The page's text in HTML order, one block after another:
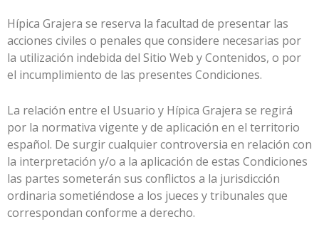
Hípica Grajera se reserva la facultad de presentar las
acciones civiles o penales que considere necesarias por
la utilización indebida del Sitio Web y Contenidos, o por
el incumplimiento de las presentes Condiciones.
La relación entre el Usuario y Hípica Grajera se regirá
por la normativa vigente y de aplicación en el territorio
español. De surgir cualquier controversia en relación con
la interpretación y/o a la aplicación de estas Condiciones
las partes someterán sus conflictos a la jurisdicción
ordinaria sometiéndose a los jueces y tribunales que
correspondan conforme a derecho.